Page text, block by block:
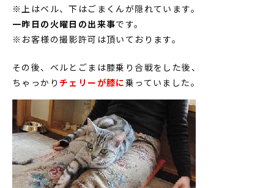
※上はベル、下はごまくんが隠れています。
一昨日の火曜日の出来事です。
※お客様の撮影許可は頂いております。
その後、ベルとごまは膝乗り合戦をした後、
ちゃっかり チェリーが膝に乗っていました。